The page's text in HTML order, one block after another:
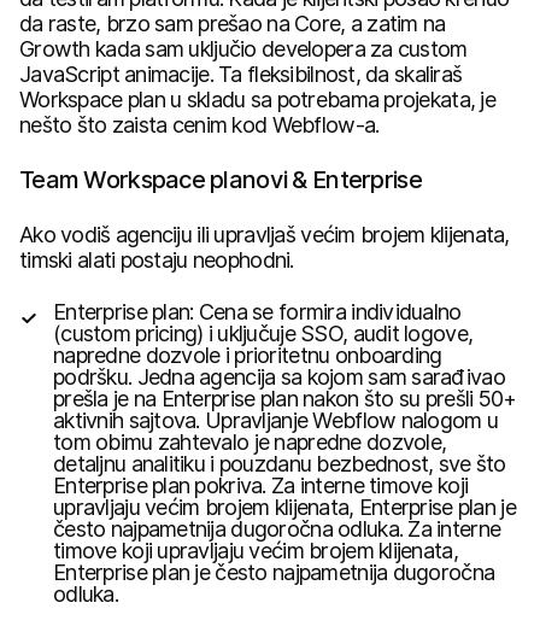
da raste, brzo sam prešao na Core, a zatim na
Growth kada sam uključio developera za custom
JavaScript animacije. Ta fleksibilnost, da skaliraš
Workspace plan u skladu sa potrebama projekata, je
nešto što zaista cenim kod Webflow-a.
Team Workspace planovi & Enterprise
Ako vodiš agenciju ili upravljaš većim brojem klijenata,
timski alati postaju neophodni.
Enterprise plan: Cena se formira individualno
(custom pricing) i uključuje SSO, audit logove,
napredne dozvole i prioritetnu onboarding
podršku. Jedna agencija sa kojom sam sarađivao
prešla je na Enterprise plan nakon što su prešli 50+
aktivnih sajtova. Upravljanje Webflow nalogom u
tom obimu zahtevalo je napredne dozvole,
detaljnu analitiku i pouzdanu bezbednost, sve što
Enterprise plan pokriva. Za interne timove koji
upravljaju većim brojem klijenata, Enterprise plan je
često najpametnija dugoročna odluka. Za interne
timove koji upravljaju većim brojem klijenata,
Enterprise plan je često najpametnija dugoročna
odluka.